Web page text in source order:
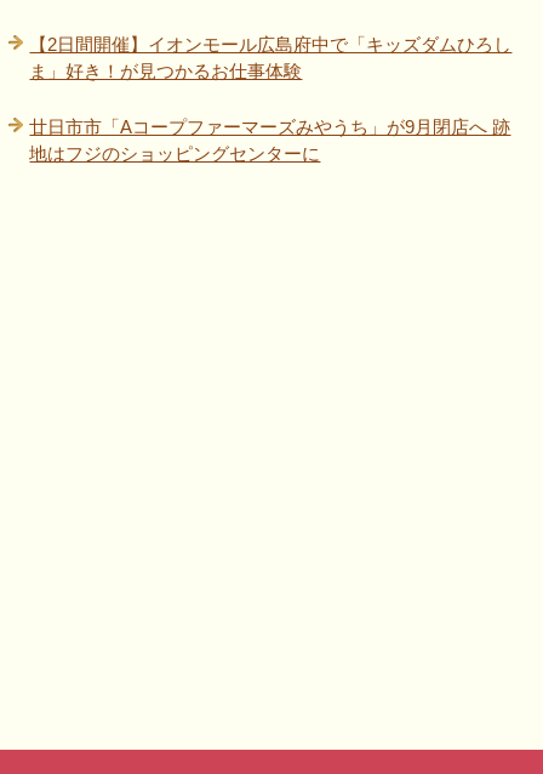
【2日間開催】イオンモール広島府中で「キッズダムひろし
ま」好き！が見つかるお仕事体験
廿日市市「Aコープファーマーズみやうち」が9月閉店へ 跡
地はフジのショッピングセンターに